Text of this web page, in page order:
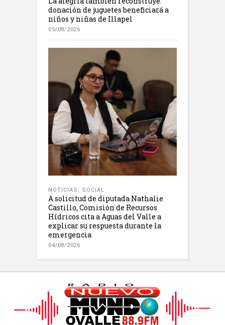
donación de juguetes beneficiará a
niños y niñas de Illapel
05/08/2026
NOTICIAS , SOCIAL
A solicitud de diputada Nathalie
Castillo, Comisión de Recursos
Hídricos cita a Aguas del Valle a
explicar su respuesta durante la
emergencia
04/08/2026